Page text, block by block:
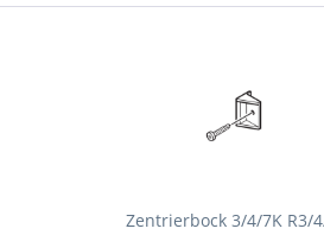
Zentrierbock 3/4/7K R3/